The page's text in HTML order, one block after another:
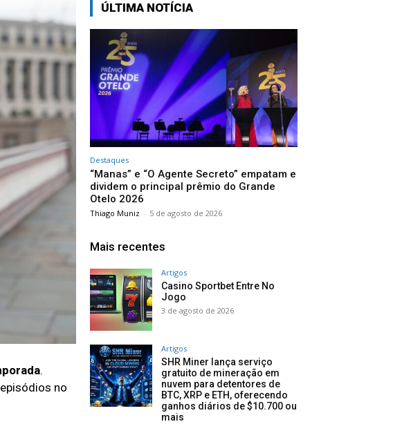
.
no
ÚLTIMA NOTÍCIA
Destaques
“Manas” e “O Agente Secreto” empatam e
dividem o principal prêmio do Grande
Otelo 2026
Thiago Muniz - 5 de agosto de 2026
Mais recentes
Artigos
Casino Sportbet Entre No
Jogo
3 de agosto de 2026
Artigos
SHR Miner lança serviço
gratuito de mineração em
nuvem para detentores de
BTC, XRP e ETH, oferecendo
ganhos diários de $10.700 ou
mais